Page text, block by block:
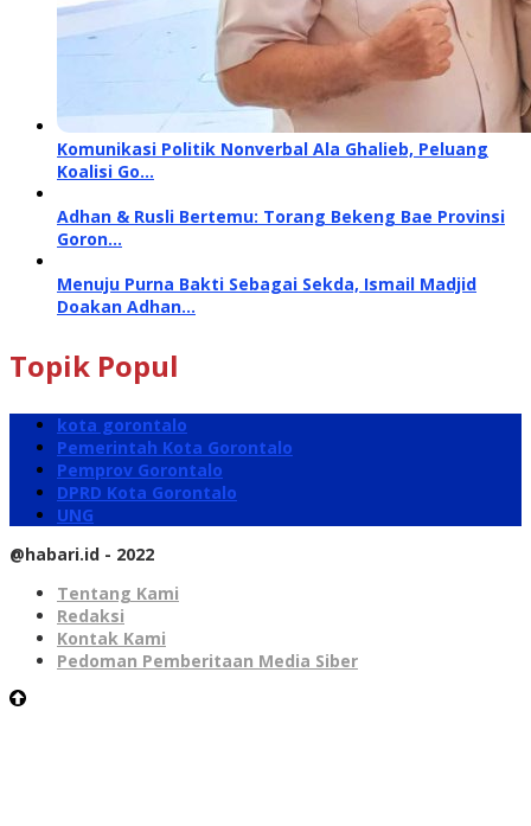
Komunikasi Politik Nonverbal Ala Ghalieb, Peluang
Koalisi Go…
Adhan & Rusli Bertemu: Torang Bekeng Bae Provinsi
Goron…
Menuju Purna Bakti Sebagai Sekda, Ismail Madjid
Doakan Adhan…
Topik Popul
kota gorontalo
Pemerintah Kota Gorontalo
Pemprov Gorontalo
DPRD Kota Gorontalo
UNG
@habari.id - 2022
Tentang Kami
Redaksi
Kontak Kami
Pedoman Pemberitaan Media Siber